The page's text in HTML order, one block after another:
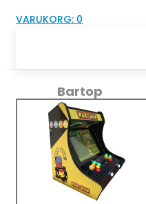
VARUKORG: 0
Bartop